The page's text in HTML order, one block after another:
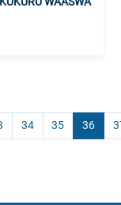
34 35 36